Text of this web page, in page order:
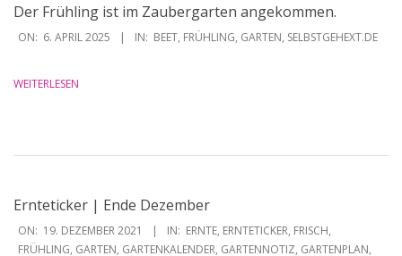
Der Frühling ist im Zaubergarten angekommen.
2025-
06
ON: 6. APRIL 2025 IN: BEET, FRÜHLING, GARTEN, SELBSTGEHEXT.DE
WEITERLESEN
Ernteticker | Ende Dezember
2021-
12-
ON: 19. DEZEMBER 2021 IN: ERNTE, ERNTETICKER, FRISCH,
FRÜHLING, GARTEN, GARTENKALENDER, GARTENNOTIZ, GARTENPLAN,